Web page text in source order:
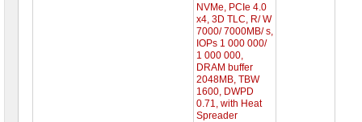
NVMe, PCIe 4.0
x4, 3D TLC, R/ W
7000/ 7000MB/ s,
IOPs 1 000 000/
1 000 000,
DRAM buffer
2048MB, TBW
1600, DWPD
0.71, with Heat
Spreader